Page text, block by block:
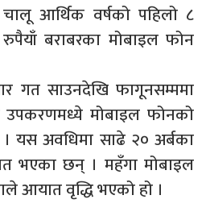
आर्थिक वर्षको पहिलो ८
बराबरका मोबाइल फोन
गत साउनदेखि फागूनसम्ममा
उपकरणमध्ये मोबाइल फोनको
यस अवधिमा साढे २० अर्बका
भएका छन् । महँगा मोबाइल
आयात वृद्धि भएको हो ।